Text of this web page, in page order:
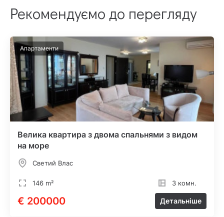
Рекомендуємо до перегляду
Апартаменти
Велика квартира з двома спальнями з видом
на море
Светий Влас
146 m² 3 комн.
€ 200000 Детальніше